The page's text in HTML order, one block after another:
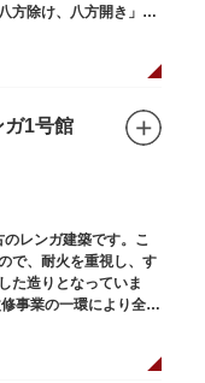
方除け、八方開き」に
ガ1号館
レンガ建築です。こ
で、耐火を重視し、す
た造りとなっていま
事業の一環により全面